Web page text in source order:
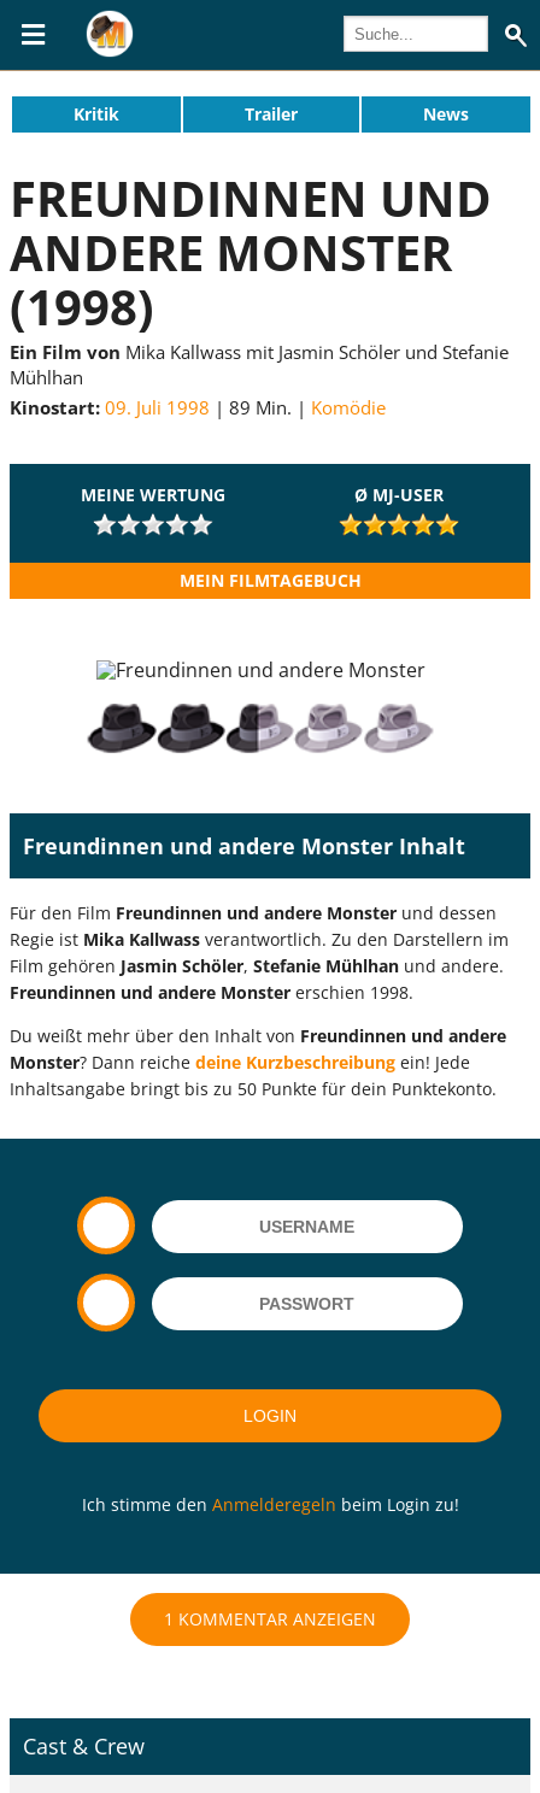
Kritik Trailer News
FREUNDINNEN UND
ANDERE MONSTER
(1998)
Ein Film von Mika Kallwass mit Jasmin Schöler und Stefanie
Mühlhan
Kinostart: 09. Juli 1998 89 Min. Komödie
MEINE WERTUNG Ø MJ-USER
MEIN FILMTAGEBUCH
Freundinnen und andere Monster Inhalt
Für den Film Freundinnen und andere Monster und dessen
Regie ist Mika Kallwass verantwortlich. Zu den Darstellern im
Film gehören Jasmin Schöler, Stefanie Mühlhan und andere.
Freundinnen und andere Monster erschien 1998.
Du weißt mehr über den Inhalt von Freundinnen und andere
Monster? Dann reiche deine Kurzbeschreibung ein! Jede
Inhaltsangabe bringt bis zu 50 Punkte für dein Punktekonto.
Ich stimme den Anmelderegeln beim Login zu!
1 KOMMENTAR ANZEIGEN
Cast & Crew